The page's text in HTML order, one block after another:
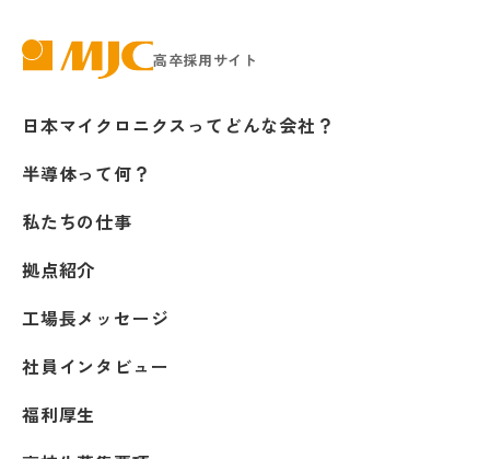
株式会社日本マイクロニクス
高卒採用サイト
日本マイクロニクスってどんな会社？
半導体って何？
私たちの仕事
拠点紹介
工場長メッセージ
社員インタビュー
福利厚生